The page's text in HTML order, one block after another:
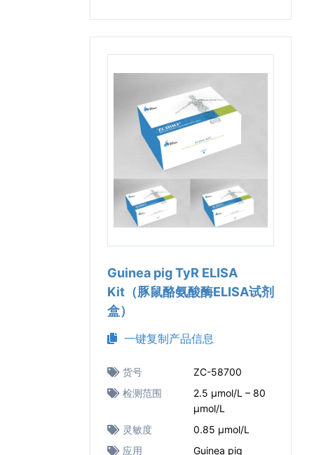
Guinea pig TyR ELISA
Kit（豚鼠酪氨酸酶ELISA试剂
盒）
一键复制产品信息
货号
ZC-58700
检测范围
2.5 μmol/L – 80
μmol/L
灵敏度
0.85 μmol/L
应用
Guinea pig